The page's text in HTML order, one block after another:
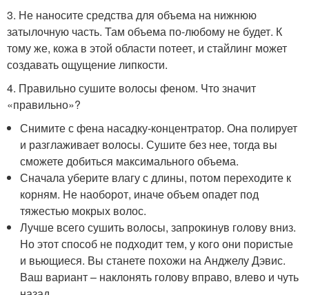
3. Не наносите средства для объема на нижнюю
затылочную часть. Там объема по-любому не будет. К
тому же, кожа в этой области потеет, и стайлинг может
создавать ощущение липкости.
4. Правильно сушите волосы феном. Что значит
«правильно»?
Снимите с фена насадку-концентратор. Она полирует
и разглаживает волосы. Сушите без нее, тогда вы
сможете добиться максимального объема.
Сначала уберите влагу с длины, потом переходите к
корням. Не наоборот, иначе объем опадет под
тяжестью мокрых волос.
Лучше всего сушить волосы, запрокинув голову вниз.
Но этот способ не подходит тем, у кого они пористые
и вьющиеся. Вы станете похожи на Анджелу Дэвис.
Ваш вариант – наклонять голову вправо, влево и чуть